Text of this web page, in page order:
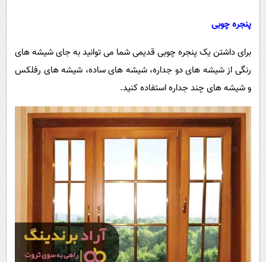
پنجره چوبی
برای داشتن یک پنجره چوبی قدیمی شما می توانید به جای شیشه های
رنگی از شیشه های دو جداره، شیشه های ساده، شیشه های رفلکس
و شیشه های چند جداره استفاده کنید.